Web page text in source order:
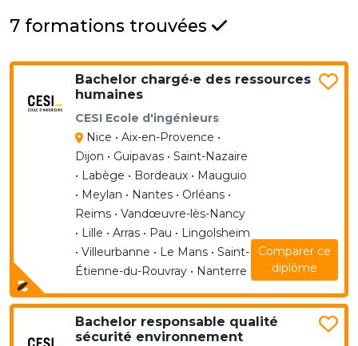
7 formations trouvées
Bachelor chargé·e des ressources
humaines
CESI Ecole d'ingénieurs
Nice • Aix-en-Provence •
Dijon • Guipavas • Saint-Nazaire
• Labège • Bordeaux • Mauguio
• Meylan • Nantes • Orléans •
Reims • Vandœuvre-lès-Nancy
• Lille • Arras • Pau • Lingolsheim
• Villeurbanne • Le Mans • Saint-
Étienne-du-Rouvray • Nanterre
Comparer ce
diplôme
Bachelor responsable qualité
sécurité environnement